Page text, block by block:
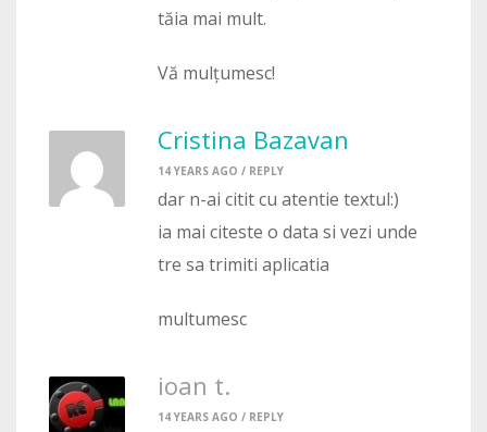
tăia mai mult.
Vă mulțumesc!
Cristina Bazavan
14 YEARS AGO / REPLY
dar n-ai citit cu atentie textul:)
ia mai citeste o data si vezi unde
tre sa trimiti aplicatia
multumesc
ioan t.
14 YEARS AGO / REPLY